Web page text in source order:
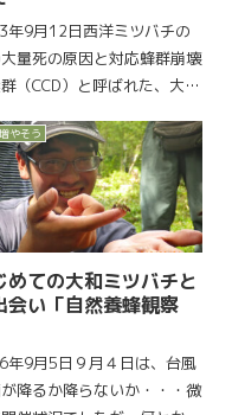
年9月12日西洋ミツバチの
量死の原因と対応蜂群崩壊
（CCD）と呼ばれた、大量
年頃からアメリカを中心に
ッパ、日本と世界中で問題
ています。これを謎の大量
て、その原因は不...
やそう
めての大和ミツバチと
会い「自然養蜂観察
年9月5日９月４日は、台風
降るか降らないか・・・微